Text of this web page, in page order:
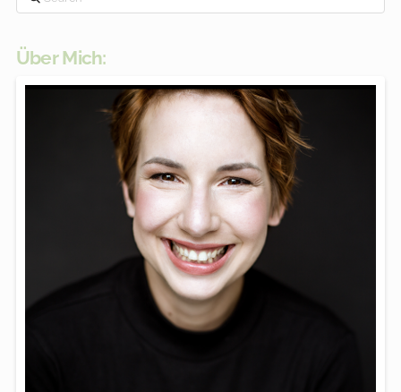
Über Mich: